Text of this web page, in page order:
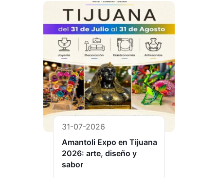
31-07-2026
Amantoli Expo en Tijuana
2026: arte, diseño y
sabor